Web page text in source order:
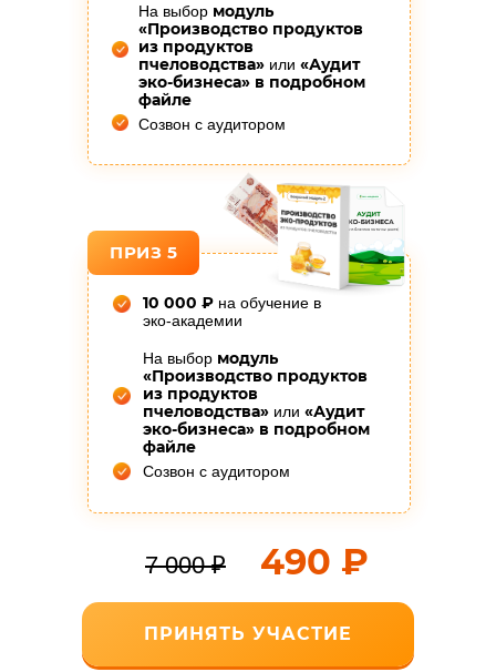
10 000 ₽ на обучение в
эко-академии
На выбор модуль
«Производство продуктов
из продуктов
пчеловодства» или «Аудит
эко-бизнеса» в подробном
файле
Созвон с аудитором
ПРИЗ 5
На выбор модуль
«Производство продуктов
из продуктов
пчеловодства» или «Аудит
эко-бизнеса» в подробном
файле
Созвон с аудитором
ПРИНЯТЬ УЧАСТИЕ
490 ₽
7 000 ₽